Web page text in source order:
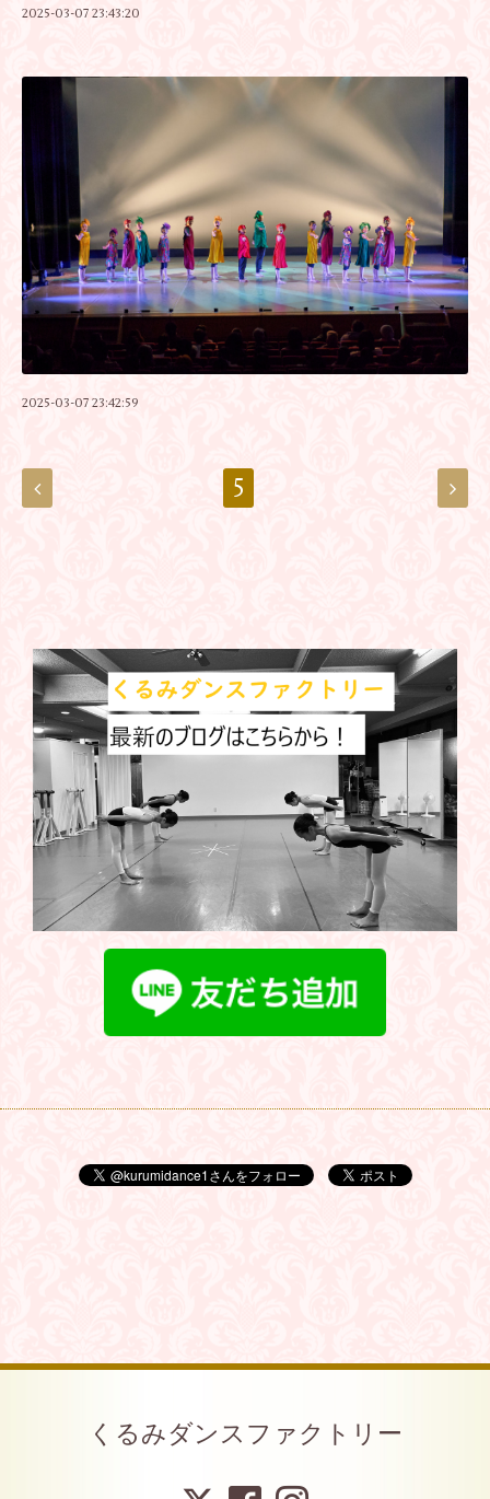
2025-03-07 23:43:20
2025-03-07 23:42:59
5
くるみダンスファクトリー